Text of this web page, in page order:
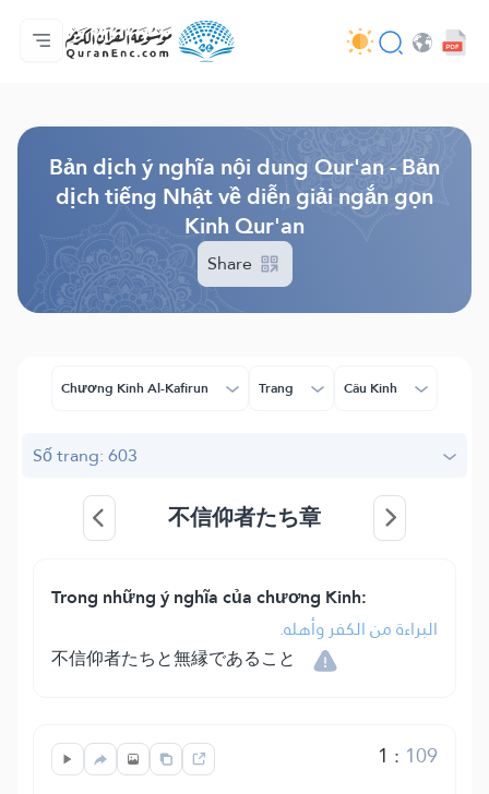
Trang chủ
Mục lục các bản dịch
Audio
Các dịch vụ của nhà phát triển - API
Về dự án
Liên hệ với chúng tôi
Ngôn ngữ
Bản dịch ý nghĩa nội dung Qur'an - Bản
dịch tiếng Nhật về diễn giải ngắn gọn
Kinh Qur'an
Share
Chương Kinh Al-Kafirun Trang Câu Kinh
Số trang: 603
不信仰者たち章
Trong những ý nghĩa của chương Kinh:
البراءة من الكفر وأهله.
不信仰者たちと無縁であること
1 : 109